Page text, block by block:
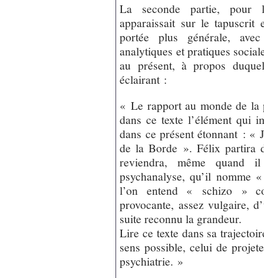
La seconde partie, pour
apparaissait sur le tapuscrit
portée plus générale,
analytiques et pratiques
au présent, à propos
éclairant :
« Le rapport au monde de la
dans ce texte l’élément qui
dans ce présent étonnant : «
de la Borde ». Félix partira
reviendra, même quand
psychanalyse, qu’il nomme
l’on entend « schizo »
provocante, assez vulgaire,
suite reconnu la grandeur.
Lire ce texte dans sa
sens possible, celui de
psychiatrie. »